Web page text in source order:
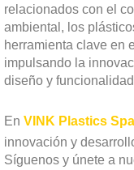
relacionados con el
ambiental, los
herramienta clave en
impulsando la
diseño y
En VINK Plastics
innovación y
Síguenos y únete a